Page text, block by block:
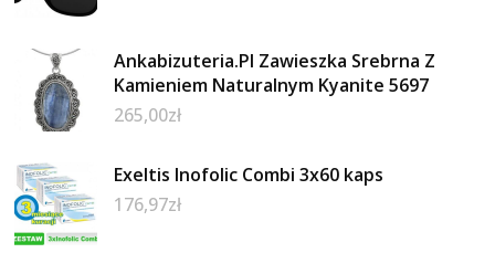
Ankabizuteria.Pl Zawieszka Srebrna Z
Kamieniem Naturalnym Kyanite 5697
265,00zł
Exeltis Inofolic Combi 3x60 kaps
176,97zł